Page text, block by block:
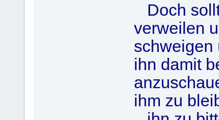
Doch
verweilen
schweigen
ihn damit
ihm zu